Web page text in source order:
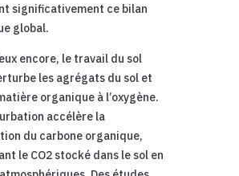
significativement ce bilan
global.
encore, le travail du sol
les agrégats du sol et
organique à l’oxygène.
accélère la
du carbone organique,
le CO2 stocké dans le sol en